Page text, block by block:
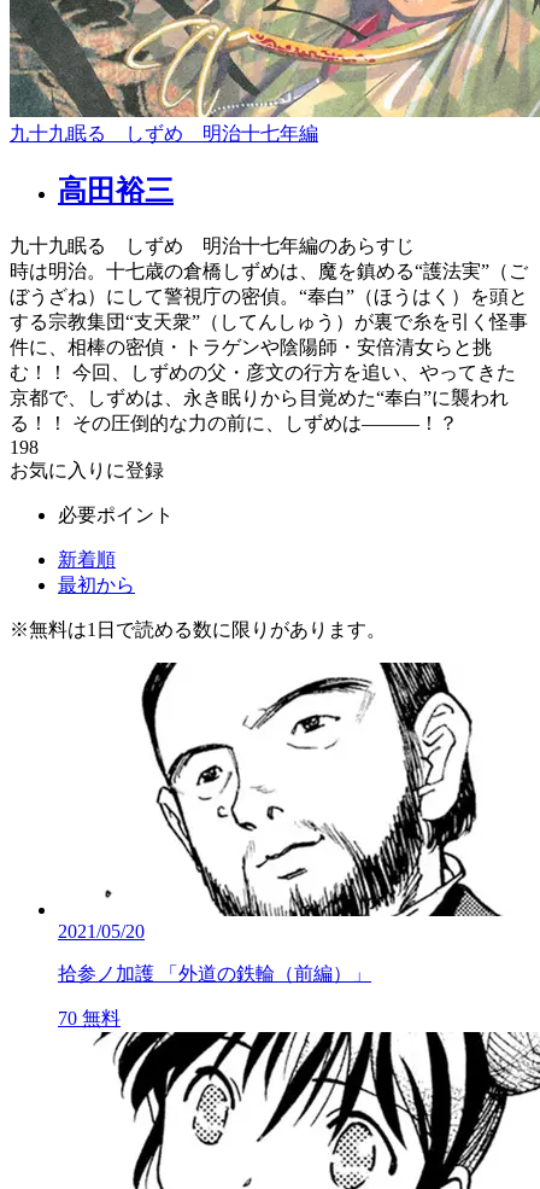
九十九眠る しずめ 明治十七年編
高田裕三
九十九眠る しずめ 明治十七年編のあらすじ
時は明治。十七歳の倉橋しずめは、魔を鎮める“護法実”（ご
ぼうざね）にして警視庁の密偵。“奉白”（ほうはく）を頭と
する宗教集団“支天衆”（してんしゅう）が裏で糸を引く怪事
件に、相棒の密偵・トラゲンや陰陽師・安倍清女らと挑
む！！ 今回、しずめの父・彦文の行方を追い、やってきた
京都で、しずめは、永き眠りから目覚めた“奉白”に襲われ
る！！ その圧倒的な力の前に、しずめは―――！？
198
お気に入りに登録
必要ポイント
新着順
最初から
※無料は1日で読める数に限りがあります。
2021/05/20
拾参ノ加護 「外道の鉄輪（前編）」
70 無料